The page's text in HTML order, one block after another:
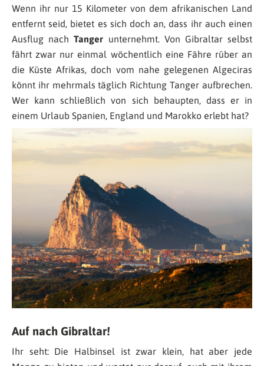
Wenn ihr nur 15 Kilometer von dem afrikanischen Land
entfernt seid, bietet es sich doch an, dass ihr auch einen
Ausflug nachTanger unternehmt. Von Gibraltar selbst
fährt zwar nur einmal wöchentlich eine Fähre rüber an
die Küste Afrikas, doch vom nahe gelegenen Algeciras
könnt ihr mehrmals täglich Richtung Tanger aufbrechen.
Wer kann schließlich von sich behaupten, dass er in
einem Urlaub Spanien, England und Marokko erlebt hat?
Auf nach Gibraltar!
Ihr seht: Die Halbinsel ist zwar klein, hat aber jede